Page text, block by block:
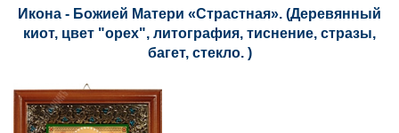
Икона - Божией Матери «Страстная». (Деревянный
киот, цвет "орех", литография, тиснение, стразы,
багет, стекло. )